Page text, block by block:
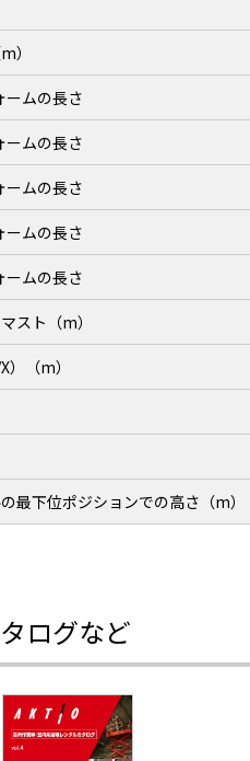
）
ームの長さ
ームの長さ
ームの長さ
ームの長さ
ームの長さ
スト（m）
（m）
最下位ポジションでの高さ（m）
ログなど